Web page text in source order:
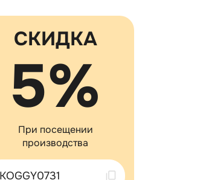
СКИДКА
5%
При посещении
производства
Скопировано !